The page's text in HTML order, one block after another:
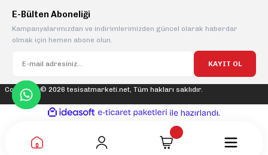
E-Bülten Aboneliği
Kampanyalarımızdan ve indirimlerimizden güncel olarak haberdar
olmak için hemen abone olun.
KAYIT OL
Copyright © 2026 tesisatmarketi.net, Tüm hakları saklıdır.
ideasoft
e-
paketleri